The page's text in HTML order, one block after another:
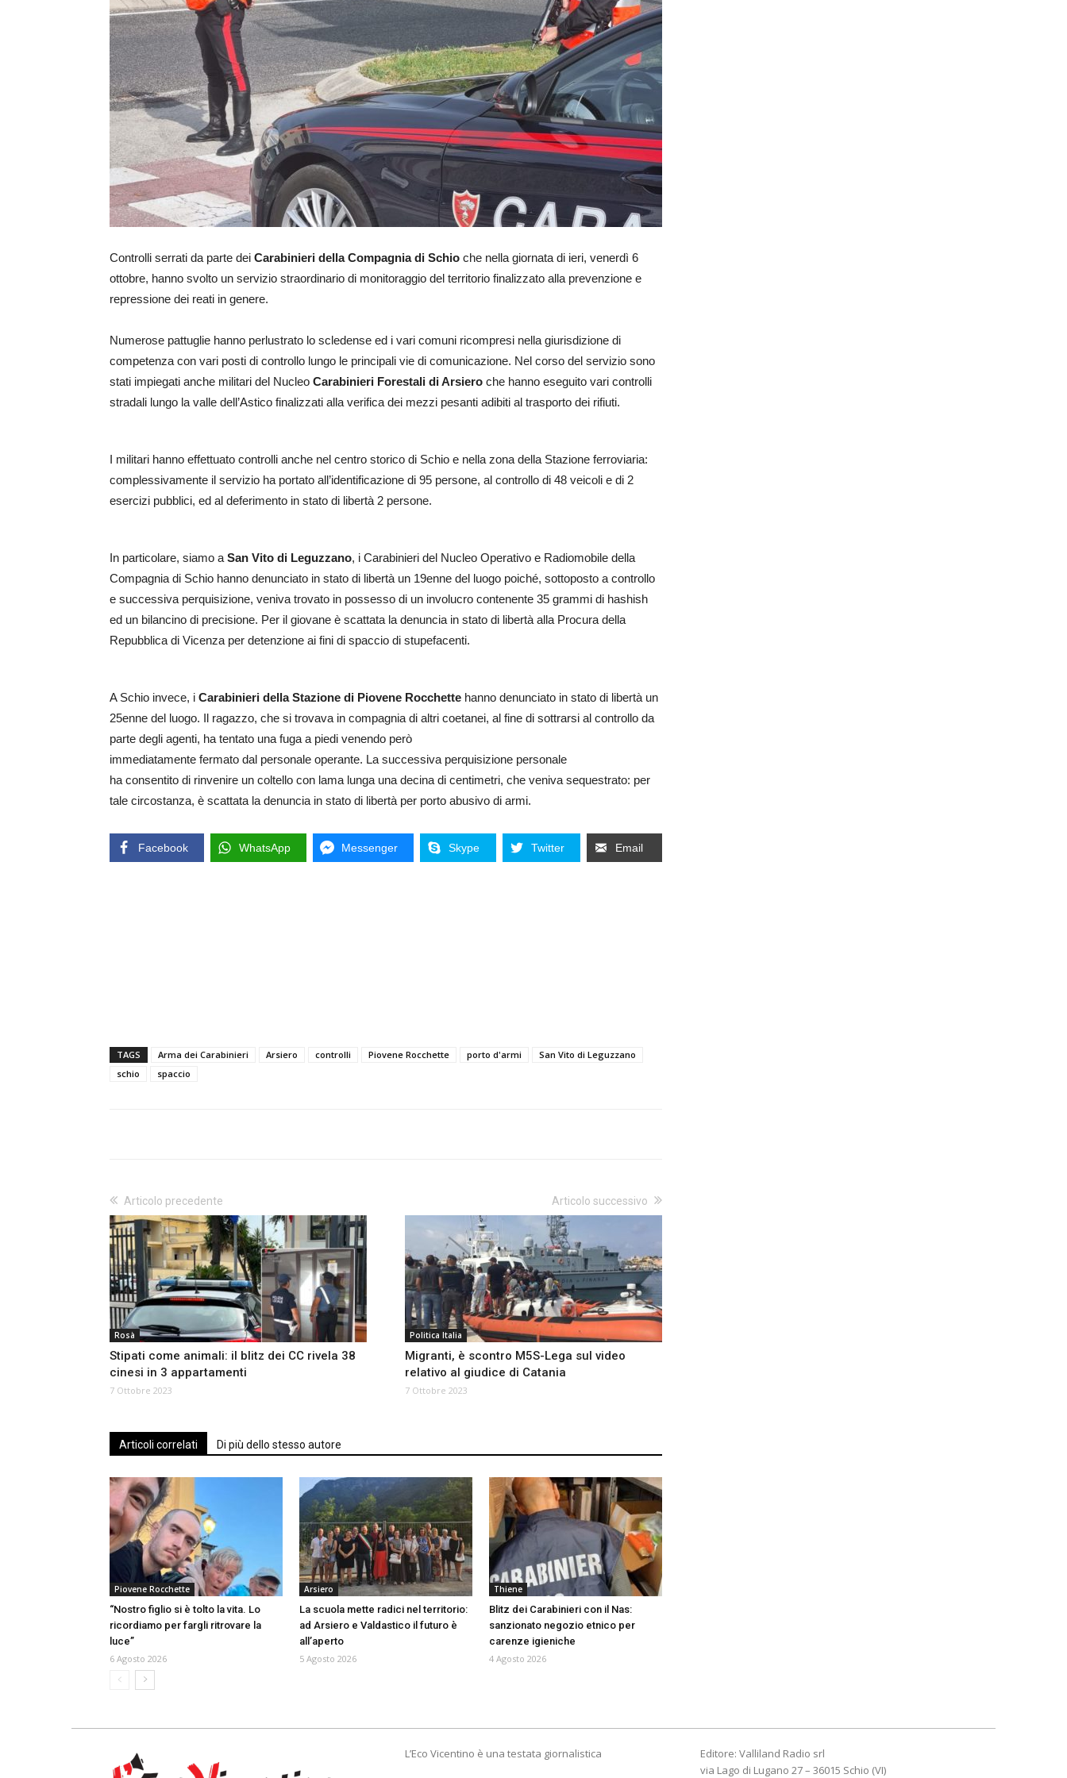
Controlli serrati da parte dei Carabinieri della Compagnia di Schio che nella giornata di ieri, venerdì 6
ottobre, hanno svolto un servizio straordinario di monitoraggio del territorio finalizzato alla prevenzione e
repressione dei reati in genere.
Numerose pattuglie hanno perlustrato lo scledense ed i vari comuni ricompresi nella giurisdizione di
competenza con vari posti di controllo lungo le principali vie di comunicazione. Nel corso del servizio sono
stati impiegati anche militari del Nucleo Carabinieri Forestali di Arsiero che hanno eseguito vari controlli
stradali lungo la valle dell’Astico finalizzati alla verifica dei mezzi pesanti adibiti al trasporto dei rifiuti.
I militari hanno effettuato controlli anche nel centro storico di Schio e nella zona della Stazione ferroviaria:
complessivamente il servizio ha portato all’identificazione di 95 persone, al controllo di 48 veicoli e di 2
esercizi pubblici, ed al deferimento in stato di libertà 2 persone.
In particolare, siamo a San Vito di Leguzzano, i Carabinieri del Nucleo Operativo e Radiomobile della
Compagnia di Schio hanno denunciato in stato di libertà un 19enne del luogo poiché, sottoposto a controllo
e successiva perquisizione, veniva trovato in possesso di un involucro contenente 35 grammi di hashish
ed un bilancino di precisione. Per il giovane è scattata la denuncia in stato di libertà alla Procura della
Repubblica di Vicenza per detenzione ai fini di spaccio di stupefacenti.
A Schio invece, i Carabinieri della Stazione di Piovene Rocchette hanno denunciato in stato di libertà un
25enne del luogo. Il ragazzo, che si trovava in compagnia di altri coetanei, al fine di sottrarsi al controllo da
parte degli agenti, ha tentato una fuga a piedi venendo però
immediatamente fermato dal personale operante. La successiva perquisizione personale
ha consentito di rinvenire un coltello con lama lunga una decina di centimetri, che veniva sequestrato: per
tale circostanza, è scattata la denuncia in stato di libertà per porto abusivo di armi.
Facebook WhatsApp Messenger Skype Twitter Email
TAGS Arma dei Carabinieri Arsiero controlli Piovene Rocchette porto d'armi
San Vito di Leguzzano
schio
spaccio
Articolo precedente
Rosà
Stipati come animali: il blitz dei CC rivela 38
cinesi in 3 appartamenti
7 Ottobre 2023
Articolo successivo
Politica Italia
Migranti, è scontro M5S-Lega sul video
relativo al giudice di Catania
7 Ottobre 2023
Articoli correlati Di più dello stesso autore
Piovene Rocchette
“Nostro figlio si è tolto la vita. Lo
ricordiamo per fargli ritrovare la
luce”
6 Agosto 2026
Arsiero
La scuola mette radici nel territorio:
ad Arsiero e Valdastico il futuro è
all’aperto
5 Agosto 2026
Thiene
Blitz dei Carabinieri con il Nas:
sanzionato negozio etnico per
carenze igieniche
4 Agosto 2026
L’Eco Vicentino è una testata giornalistica
Editore: Valliland Radio srl
via Lago di Lugano 27 – 36015 Schio (VI)